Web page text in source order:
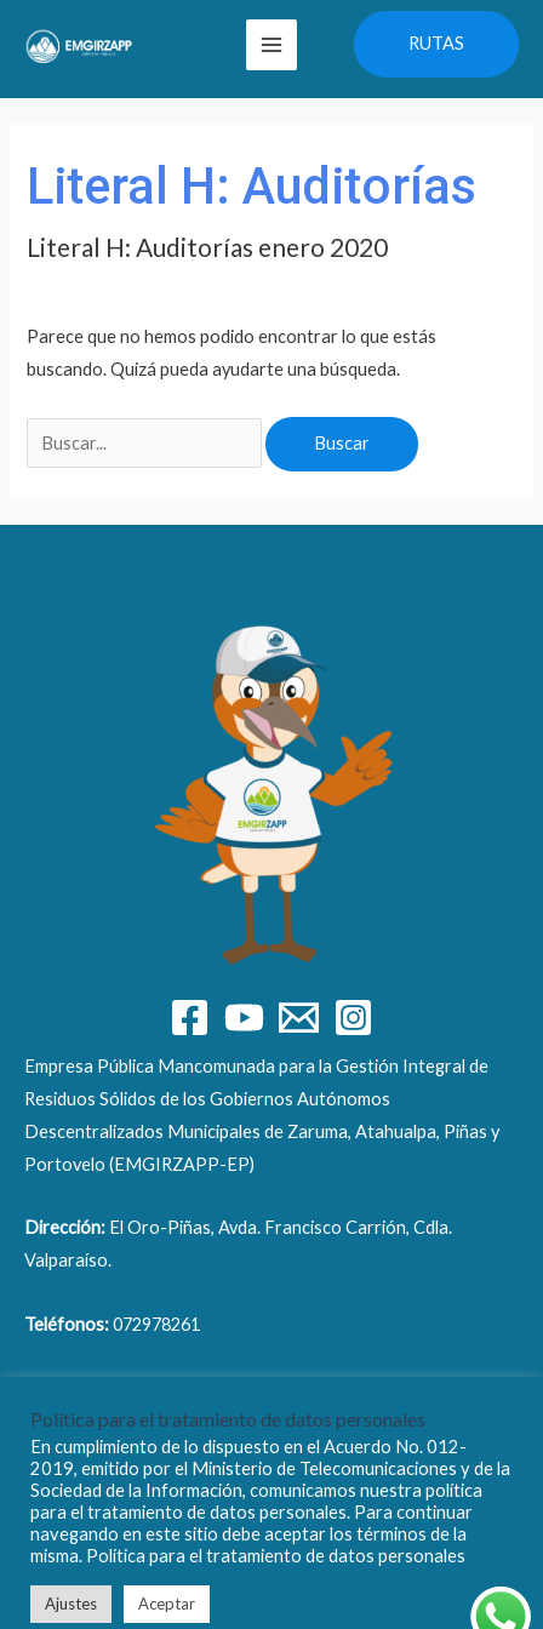
Main
Menu
RUTAS
Literal H: Auditorías
Literal H: Auditorías enero 2020
Parece que no hemos podido encontrar lo que estás
buscando. Quizá pueda ayudarte una búsqueda.
Empresa Pública Mancomunada para la Gestión Integral de
Residuos Sólidos de los Gobiernos Autónomos
Descentralizados Municipales de Zaruma, Atahualpa, Piñas y
Portovelo (EMGIRZAPP-EP)
Dirección: El Oro-Piñas, Avda. Francisco Carrión, Cdla.
Valparaíso.
Teléfonos:072978261
Copyright © 2026 EMGIRZAPP - EP
Política para el tratamiento de datos personales
En cumplimiento de lo dispuesto en el Acuerdo No. 012-
2019, emitido por el Ministerio de Telecomunicaciones y de la
Sociedad de la Información, comunicamos nuestra política
para el tratamiento de datos personales. Para continuar
navegando en este sitio debe aceptar los términos de la
misma. Política para el tratamiento de datos personales
Ajustes Aceptar